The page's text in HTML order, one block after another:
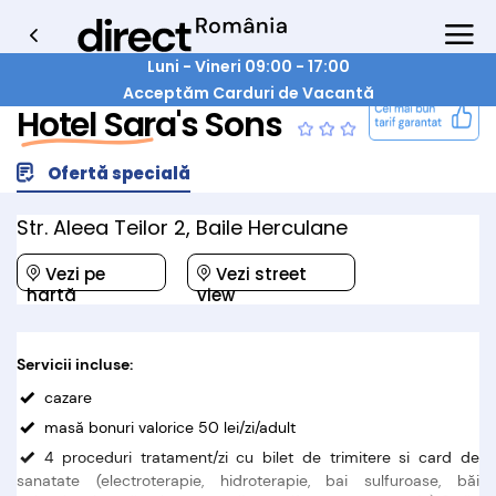
Luni - Vineri 09:00 - 17:00
Acceptăm Carduri de Vacantă
Hotel Sara's Sons
Ofertă specială
Str. Aleea Teilor 2, Baile Herculane
Vezi pe
hartă
Vezi street
view
Servicii incluse:
cazare
masă bonuri valorice 50 lei/zi/adult
4 proceduri tratament/zi cu bilet de trimitere si card de
sanatate (electroterapie, hidroterapie, bai sulfuroase, băi